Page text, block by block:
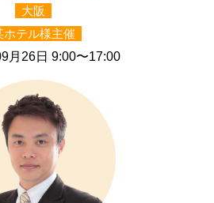
大阪
ホテル様主催
月26日 9:00〜17:00